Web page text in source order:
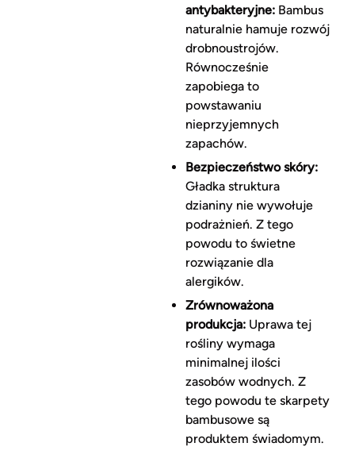
antybakteryjne:Bambus
naturalnie hamuje rozwój
drobnoustrojów.
Równocześnie
zapobiega to
powstawaniu
nieprzyjemnych
zapachów.
Bezpieczeństwo skóry:
Gładka struktura
dzianiny nie wywołuje
podrażnień. Z tego
powodu to świetne
rozwiązanie dla
alergików.
Zrównoważona
produkcja:Uprawa tej
rośliny wymaga
minimalnej ilości
zasobów wodnych. Z
tego powodu te skarpety
bambusowe są
produktem świadomym.